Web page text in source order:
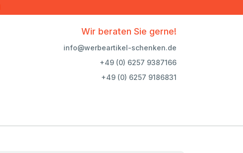
Wir beraten Sie gerne!
info@werbeartikel-schenken.de
+49 (0) 6257 9387166
+49 (0) 6257 9186831